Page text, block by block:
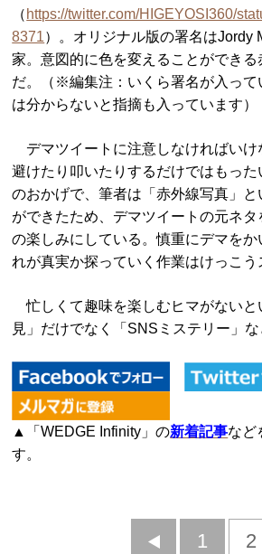
（ https://twitter.com/HIGEYOSI360/
8371）。オリジナル版の署名はJordy
家。意図的に色を変えることができる
だ。（※編集注：いくら署名が入って
は分からないと指摘も入っています）
デマツイートに注意しなければいけ
避けたり叩いたりするだけではもっ
のおかげで、筆者は「赤外線写真」と
ができたため、デマツイートの元ネ
の楽しみにしている。慎重にデマを
れが真実か探っていく作業はけっこう
忙しくて趣味を楽しむヒマがないと
見」だけでなく「SNSミステリー」な
▲「WEDGE Infinity」の新着記事など
す。
前
1 2